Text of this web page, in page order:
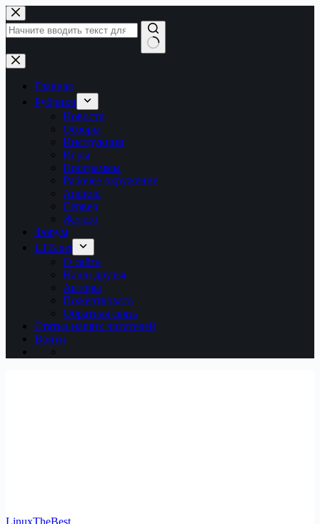
Перейти
к
сути
Ничего
не
найденоГлавная
Рубрики
Новости
Обзоры
Инструкции
Игры
Программы
Рабочее окружение
Android
Сервер
Железо
Форум
LTB.net
О сайте
Наши друзья
Авторы
Пожертвовать
Обратная связь
Статьи наших читателей
Войти
LinuxTheBest